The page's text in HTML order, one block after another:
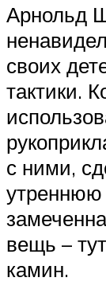
Арнольд
своих
тактики.
с ними,
утреннюю
вещь –
камин.